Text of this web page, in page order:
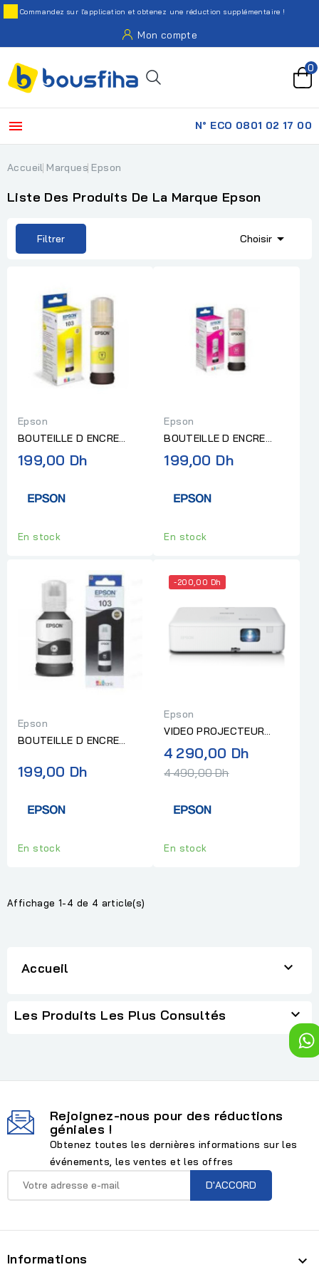
Commandez sur l'application et obtenez une réduction supplémentaire !
Mon compte
0
 N° ECO 0801 02 17 00
Accueil Marques Epson
Liste Des Produits De La Marque Epson
Filtrer Choisir 
Epson
BOUTEILLE D ENCRE
EPSON ECOTANK 103
JAUNE
199,00 Dh
En stock
Epson
BOUTEILLE D ENCRE
EPSON ECOTANK 103
MAGENTA
199,00 Dh
En stock
Epson
BOUTEILLE D ENCRE
NOIR
199,00 Dh
En stock
-200,00 Dh
Epson
VIDEO PROJECTEUR
EPSON CO-W01
1280*800 3000 LUMENS
4 290,00 DhPrix
4 490,00 Dh
En stock
Affichage 1-4 de 4 article(s)
Accueil 
Les Produits Les Plus Consultés 
Rejoignez-nous pour des réductions
géniales !
Obtenez toutes les dernières informations sur les
événements, les ventes et les offres
Informations 